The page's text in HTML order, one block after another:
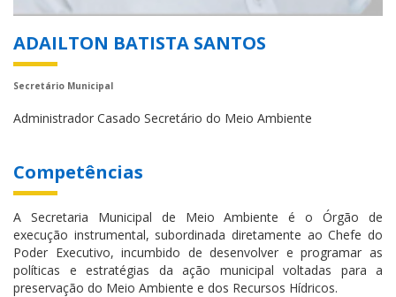
ADAILTON BATISTA SANTOS
Secretário Municipal
Administrador Casado Secretário do Meio Ambiente
Competências
A Secretaria Municipal de Meio Ambiente é o Órgão de
execução instrumental, subordinada diretamente ao Chefe do
Poder Executivo, incumbido de desenvolver e programar as
políticas e estratégias da ação municipal voltadas para a
preservação do Meio Ambiente e dos Recursos Hídricos.